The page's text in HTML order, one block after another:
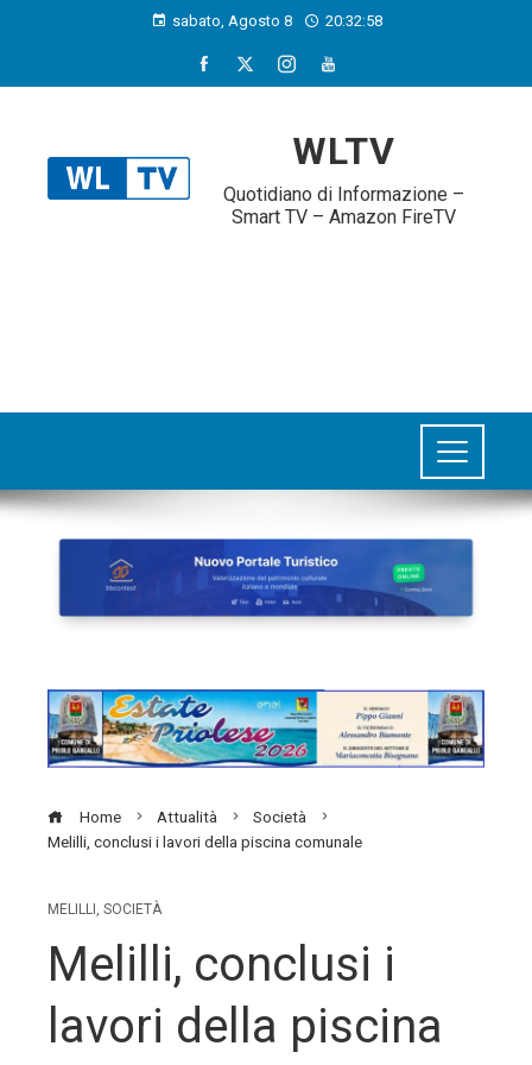
sabato, Agosto 8 20:32:59
WLTV
Quotidiano di Informazione –
Smart TV – Amazon FireTV
Home Attualità
Società
Melilli, conclusi i lavori della piscina comunale
MELILLI , SOCIETÀ
Melilli, conclusi i
lavori della piscina